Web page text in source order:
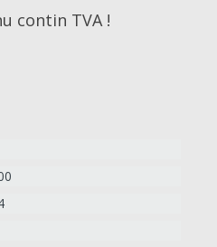
contin TVA !